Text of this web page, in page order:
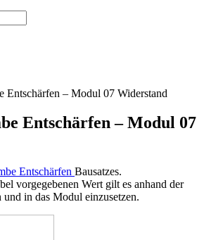
Entschärfen – Modul 07 Widerstand
Entschärfen – Modul 07
Entschärfen Bausatzes.
vorgegebenen Wert gilt es anhand der
in das Modul einzusetzen.